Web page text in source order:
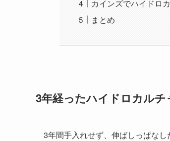
カインズでハイドロ
まとめ
3年経ったハイドロカルチ
3年間手入れせず、伸ばしっぱなし